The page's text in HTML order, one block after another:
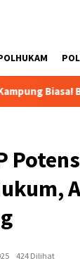
Bang Jali
424 Dilihat